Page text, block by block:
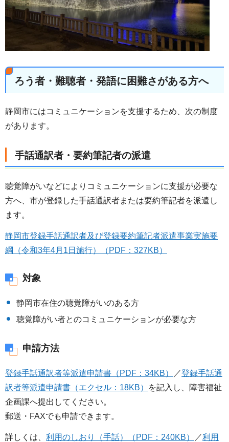
ろう者・難聴者・発語に困難さがある方へ
静岡市にはコミュニケーションを支援するため、次の制度
があります。
手話通訳者・要約筆記者の派遣
聴覚障がいなどによりコミュニケーションに支援が必要な
方へ、市が登録した手話通訳者または要約筆記者を派遣し
ます。
静岡市登録手話通訳者及び登録要約筆記者派遣事業実施要
綱（令和3年4月1日施行）（PDF：327KB）
対象
静岡市在住の聴覚障がいのある方
聴覚障がい者とのコミュニケーションが必要な方
申請方法
登録手話通訳者等派遣申請書（PDF：34KB） ／登録手話通
訳者等派遣申請書（エクセル：18KB）
を記入し、障害福祉
企画課へ提出してください。
郵送・FAXでも申請できます。
詳しくは、 利用のしおり（手話）（PDF：240KB） ／利用